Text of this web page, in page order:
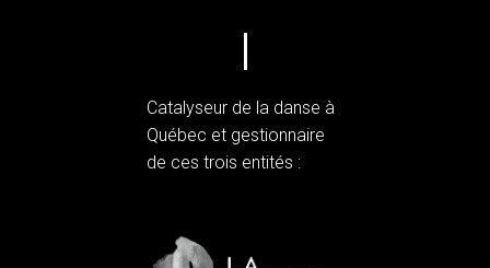
Catalyseur de la danse à
Québec et gestionnaire
de ces trois entités :